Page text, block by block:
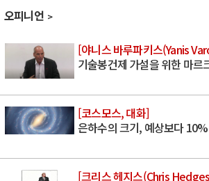
오피니언
[야니스 바루파키스(Yanis
기술봉건제 가설을 위한 마르
[코스모스, 대화]
은하수의 크기, 예상보다
[크리스 헤지스(Chris